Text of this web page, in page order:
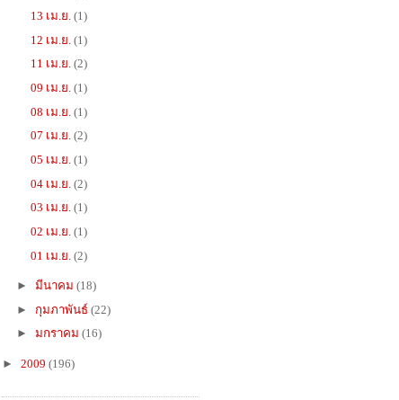
13 เม.ย. (1)
12 เม.ย. (1)
11 เม.ย. (2)
09 เม.ย. (1)
08 เม.ย. (1)
07 เม.ย. (2)
05 เม.ย. (1)
04 เม.ย. (2)
03 เม.ย. (1)
02 เม.ย. (1)
01 เม.ย. (2)
► มีนาคม (18)
► กุมภาพันธ์ (22)
► มกราคม (16)
► 2009 (196)